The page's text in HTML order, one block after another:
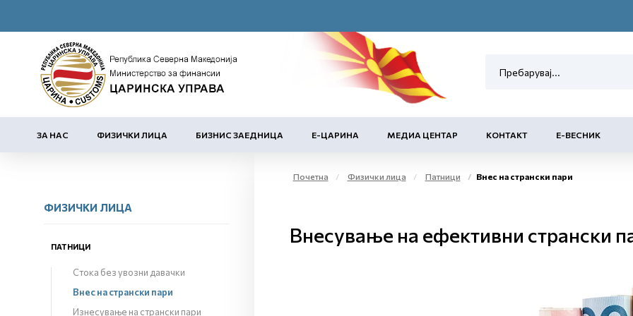
ЗА НАС ФИЗИЧКИ ЛИЦА БИЗНИС ЗАЕДНИЦА Е-ЦАРИНА МЕДИА ЦЕНТАР КОНТАКТ Е-ВЕСНИК
ФИЗИЧКИ ЛИЦА
ПАТНИЦИ
Стока без увозни давачки
Внес на странски пари
Изнесување на странски пари
Почетна Физички лица Патници Внес на странски пари
Внесување на ефективни странски